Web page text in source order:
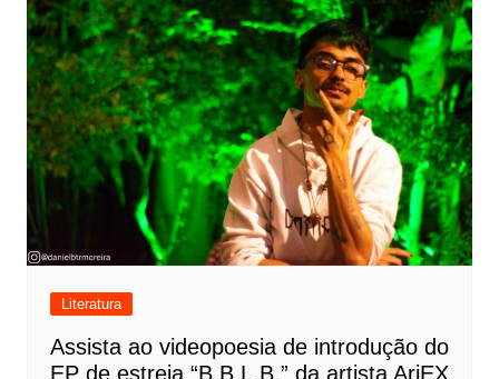
Literatura
Assista ao videopoesia de introdução do
EP de estreia “B.B.L.B.” da artista AriEX